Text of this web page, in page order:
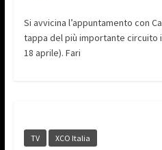
Si avvicina l’appuntamento con
tappa del più importante circuito
18 aprile). Fari
TV XCO Italia